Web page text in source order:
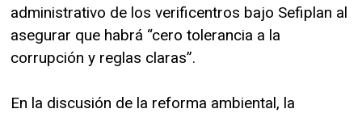
administrativo de los verificentros bajo Sefiplan al
asegurar que habrá “cero tolerancia a la
corrupción y reglas claras”.
En la discusión de la reforma ambiental, la